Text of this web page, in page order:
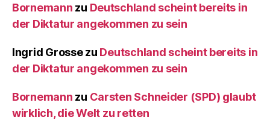
Bornemann zu Deutschland scheint bereits in
der Diktatur angekommen zu sein
Ingrid Grossezu Deutschland scheint bereits in
der Diktatur angekommen zu sein
Bornemann zu Carsten Schneider (SPD) glaubt
wirklich, die Welt zu retten